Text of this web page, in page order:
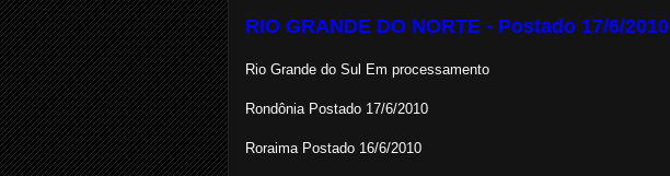
RIO GRANDE DO NORTE - Postado 17/6/2010
Rio Grande do Sul Em processamento
Rondônia Postado 17/6/2010
Roraima Postado 16/6/2010